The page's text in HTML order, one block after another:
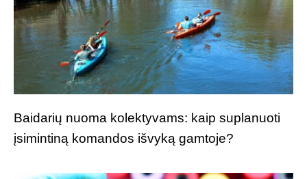
Baidarių nuoma kolektyvams: kaip suplanuoti
įsimintiną komandos išvyką gamtoje?